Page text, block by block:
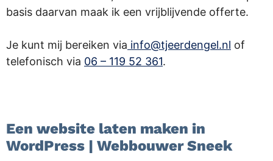
basis daarvan maak ik een vrijblijvende offerte.
Je kunt mij bereiken via info@tjeerdengel.nl of
telefonisch via 06 – 119 52 361.
Een website laten maken in
WordPress | Webbouwer Sneek